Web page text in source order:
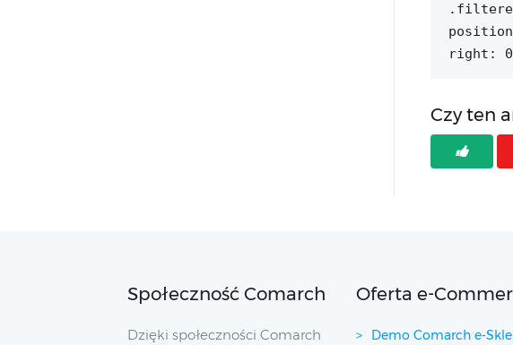
right:
Czy ten
Społeczność Comarch
Dzięki społeczności Comarch
Oferta e-
Demo Comarch e-